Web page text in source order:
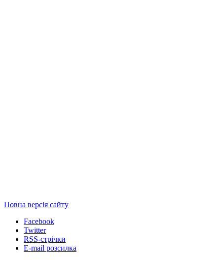
Повна версія сайту
Facebook
Twitter
RSS-стрічки
E-mail розсилка